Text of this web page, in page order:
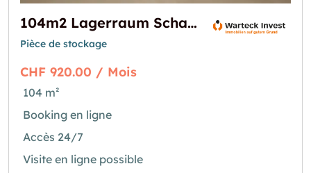
104m2 Lagerraum Schaffhausen - Stauffacherstrasse 36
Pièce de stockage
CHF 920.00 / Mois
104 m²
Booking en ligne
Accès 24/7
Visite en ligne possible